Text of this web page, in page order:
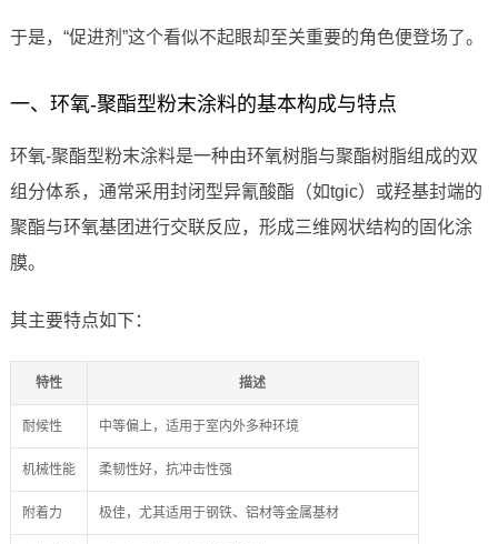
于是，“促进剂”这个看似不起眼却至关重要的角色便登场了。
一、环氧-聚酯型粉末涂料的基本构成与特点
环氧-聚酯型粉末涂料是一种由环氧树脂与聚酯树脂组成的双
组分体系，通常采用封闭型异氰酸酯（如tgic）或羟基封端的
聚酯与环氧基团进行交联反应，形成三维网状结构的固化涂
膜。
其主要特点如下：
特性 描述
耐候性 中等偏上，适用于室内外多种环境
机械性能 柔韧性好，抗冲击性强
附着力 极佳，尤其适用于钢铁、铝材等金属基材